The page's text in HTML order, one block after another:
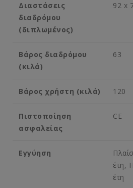
Διαστάσεις
διαδρόμου
(διπλωμένος)
92 x
Βάρος διαδρόμου
(κιλά)
63
Βάρος χρήστη (κιλά) 120
Πιστοποίηση
ασφαλείας
CE
Εγγύηση
έτη,
έτη